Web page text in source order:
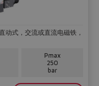
动式，交流或直流电磁铁，
Pmax
250
bar